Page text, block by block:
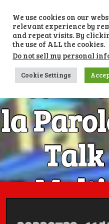
content
Les
la
We use cookies on our
relevant experience by
and repeat visits. By
the use of ALL the cookies.
Do not sell my personal
Cookie Settings